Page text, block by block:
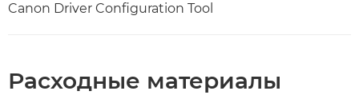
Canon Driver Configuration Tool
Расходные материалы